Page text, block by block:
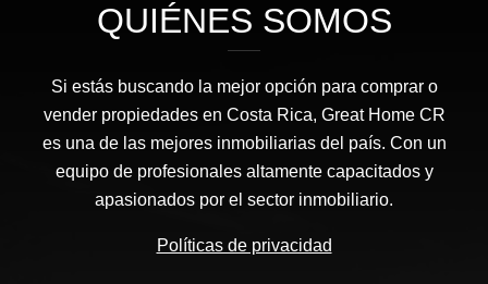
QUIÉNES SOMOS
Si estás buscando la mejor opción para comprar o
vender propiedades en Costa Rica, Great Home CR
es una de las mejores inmobiliarias del país. Con un
equipo de profesionales altamente capacitados y
apasionados por el sector inmobiliario.
Políticas de privacidad